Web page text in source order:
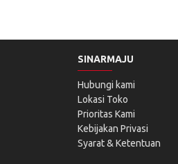
SINARMAJU
Hubungi kami
Lokasi Toko
Prioritas Kami
Kebijakan Privasi
Syarat & Ketentuan